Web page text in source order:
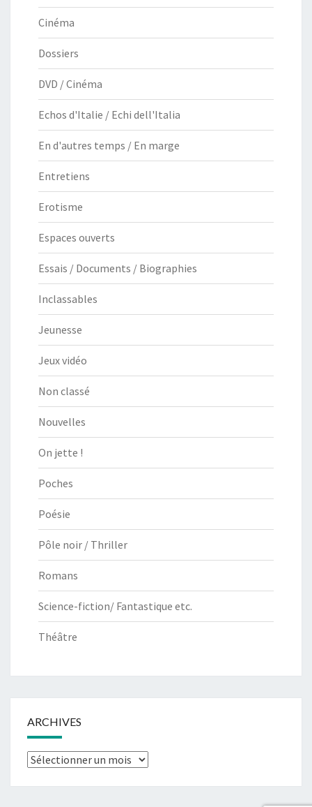
Cinéma
Dossiers
DVD / Cinéma
Echos d'Italie / Echi dell'Italia
En d'autres temps / En marge
Entretiens
Erotisme
Espaces ouverts
Essais / Documents / Biographies
Inclassables
Jeunesse
Jeux vidéo
Non classé
Nouvelles
On jette !
Poches
Poésie
Pôle noir / Thriller
Romans
Science-fiction/ Fantastique etc.
Théâtre
ARCHIVES
Archives